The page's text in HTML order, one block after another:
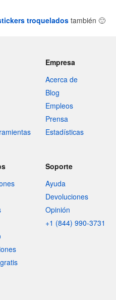
troqueladostambién 🙂
Empresa
Acerca de
Blog
Empleos
Prensa
Estadísticas
Soporte
Ayuda
Devoluciones
Opinión
+1 (844) 990-3731